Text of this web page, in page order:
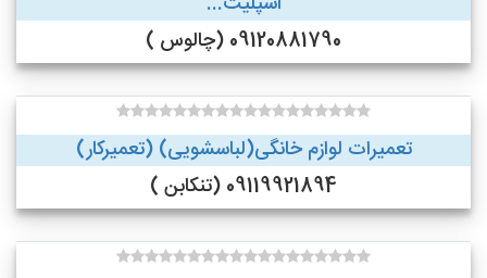
09120881790 (چالوس )
تعمیرات لوازم خانگی(لباسشویی) (تعمیرکار)
09119921894 (تنکابن )